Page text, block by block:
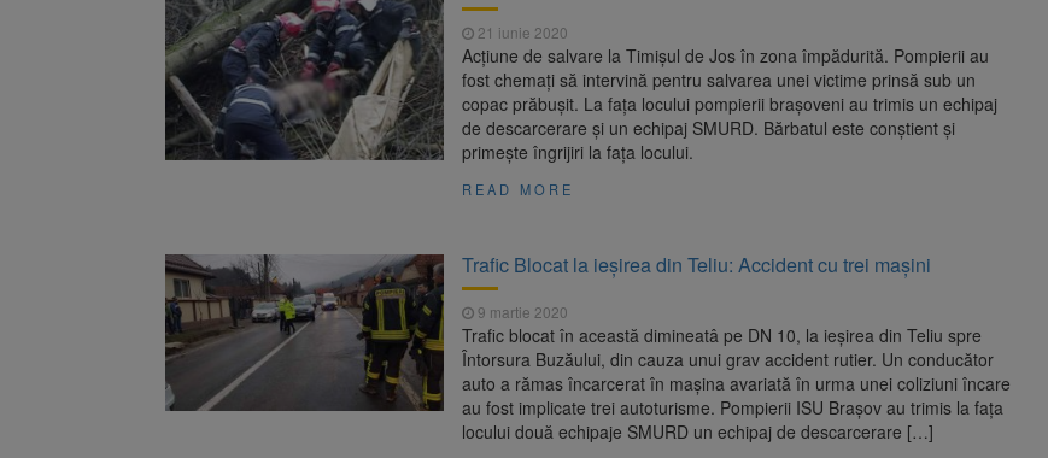
21 iunie 2020
Acțiune de salvare la Timișul de Jos în zona împădurită. Pompierii au
fost chemați să intervină pentru salvarea unei victime prinsă sub un
copac prăbușit. La fața locului pompierii brașoveni au trimis un echipaj
de descarcerare și un echipaj SMURD. Bărbatul este conștient și
primește îngrijiri la fața locului.
READ MORE
Trafic Blocat la ieșirea din Teliu: Accident cu trei mașini
9 martie 2020
Trafic blocat în această dimineatâ pe DN 10, la ieșirea din Teliu spre
Întorsura Buzăului, din cauza unui grav accident rutier. Un conducător
auto a rămas încarcerat în mașina avariată în urma unei coliziuni încare
au fost implicate trei autoturisme. Pompierii ISU Brașov au trimis la fața
locului două echipaje SMURD un echipaj de descarcerare […]